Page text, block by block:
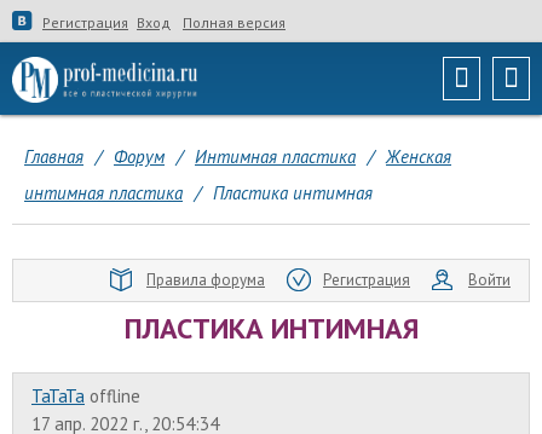
Регистрация Вход Полная версия
Главная / Форум / Интимная пластика / Женская
интимная пластика / Пластика интимная
Правила форума Регистрация Войти
ПЛАСТИКА ИНТИМНАЯ
ТаТаТа offline
17 апр. 2022 г., 20:54:34